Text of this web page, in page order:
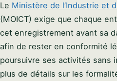
Le Ministère de l’Industrie et
(MOICT) exige que chaque
cet enregistrement avant sa
afin de rester en conformité
poursuivre ses activités sans
plus de détails sur les
Start chatting
Skip for now
No obligation · Replies within 1